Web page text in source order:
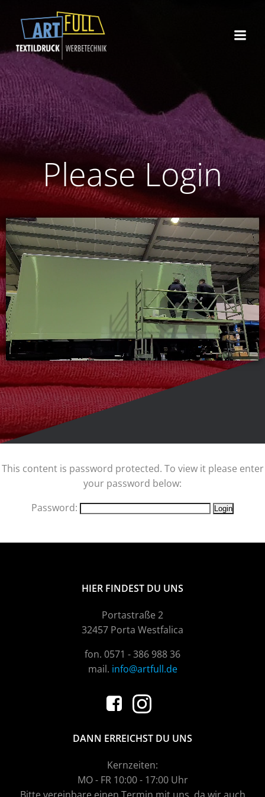
Please Login
This content is password protected. To view it please enter
your password below:
Password:
HIER FINDEST DU UNS
Portastraße 2
32457 Porta Westfalica
fon. 0571 - 386 988 36
mail. info@artfull.de
DANN ERREICHST DU UNS
Kernzeiten:
MO - FR 10:00 - 17:00 Uhr
Bitte vereinbare einen Termin mit uns, da wir auch